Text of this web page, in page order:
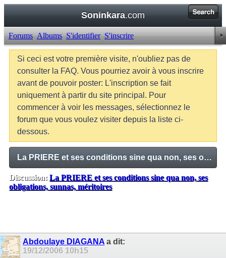
Soninkara.com
Forums Albums S'identifier S'inscrire
Si ceci est votre première visite, n'oubliez pas de
consulter la FAQ. Vous pourriez avoir à vous inscrire
avant de pouvoir poster: L'inscription se fait
uniquement à partir du site principal. Pour
commencer à voir les messages, sélectionnez le
forum que vous voulez visiter depuis la liste ci-
dessous.
La PRIERE et ses conditions sine qua non, ses obligations, sunnas, méritoires
Discussion: La PRIERE et ses conditions sine qua non, ses
obligations, sunnas, méritoires
Abdoulaye DIAGANA a dit:
19/12/2006 10h15